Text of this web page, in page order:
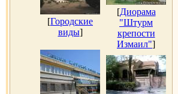
[Городские
виды]
[Диорама
"Штурм
крепости
Измаил"]